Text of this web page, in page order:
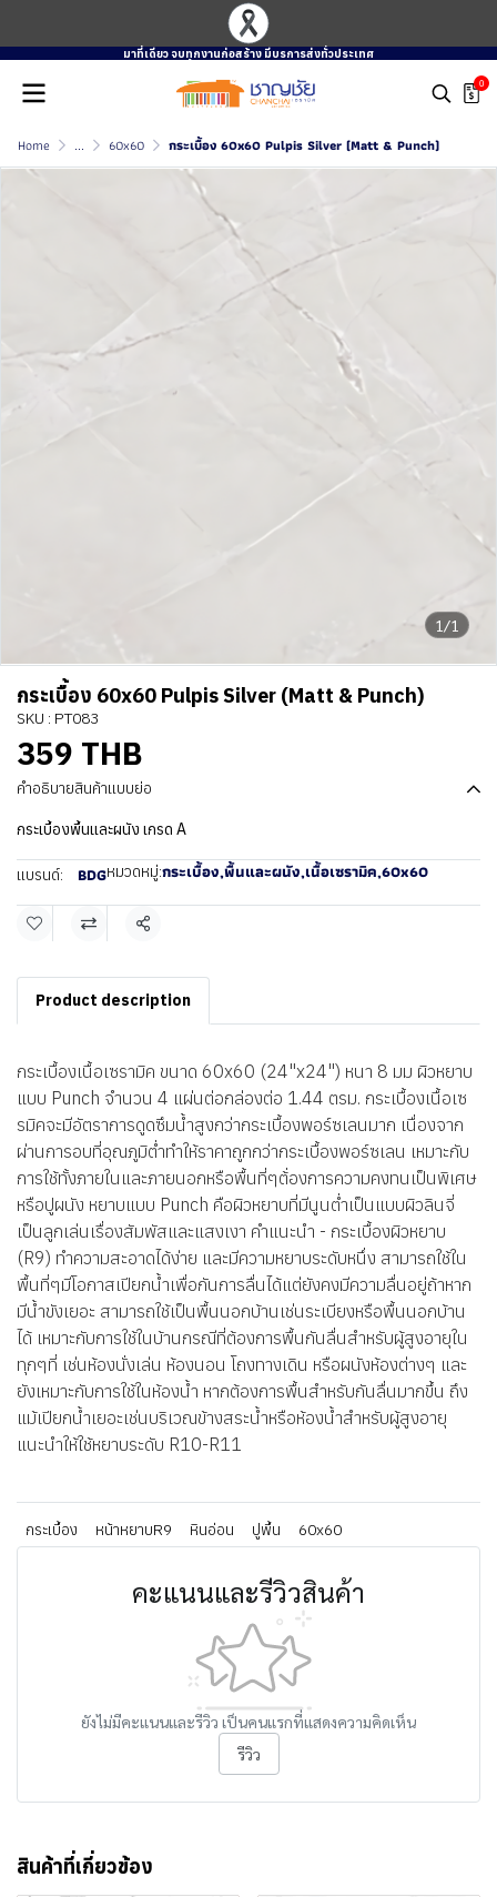
มาที่เดียว จบทุกงานก่อสร้าง มีบรการส่งทั่วประเทศ
0
Home ... 60x60 กระเบื้อง 60x60 Pulpis Silver (Matt & Punch)
1/1
กระเบื้อง 60x60 Pulpis Silver (Matt & Punch)
SKU : PT083
359 THB
คำอธิบายสินค้าแบบย่อ
กระเบื้องพื้นและผนัง เกรด A
แบรนด์: BDGหมวดหมู่:กระเบื้อง,พื้นและผนัง,เนื้อเซรามิค,60x60
แชร์
Product description
กระเบื้องเนื้อเซรามิค ขนาด 60x60 (24"x24") หนา 8 มม ผิวหยาบ
แบบ Punch จำนวน 4 แผ่นต่อกล่องต่อ 1.44 ตรม. กระเบื้องเนื้อเซ
รมิคจะมีอัตราการดูดซึมน้ำสูงกว่ากระเบื้องพอร์ซเลนมาก เนื่องจาก
ผ่านการอบที่อุณภูมิต่ำทำให้ราคาถูกกว่ากระเบื้องพอร์ซเลน เหมาะกับ
การใช้ทั้งภายในและภายนอกหรือพื้นที่ๆต้่องการความคงทนเป็นพิเศษ
หรือปูผนัง หยาบแบบ Punch คือผิวหยาบที่มีนูนต่ำเป็นแบบผิวลินจี่
เป็นลูกเล่นเรื่องสัมพัสและแสงเงา คำแนะนำ - กระเบื้องผิวหยาบ
(R9) ทำความสะอาดได้ง่าย และมีความหยาบระดับหนึ่ง สามารถใช้ใน
พื้นที่ๆมีโอกาสเปียกน้ำเพื่อกันการลื่นได้แต่ยังคงมีความลื่นอยู่ถ้าหาก
มีน้ำขังเยอะ สามารถใช้เป็นพื้นนอกบ้านเช่นระเบียงหรือพื้นนอกบ้าน
ได้ เหมาะกับการใช้ในบ้านกรณีที่ต้องการพื้นกันลื่นสำหรับผู้สูงอายุใน
ทุกๆที่ เช่นห้องนั่งเล่น ห้องนอน โถงทางเดิน หรือผนังห้องต่างๆ และ
ยังเหมาะกับการใช้ในห้องน้ำ หากต้องการพื้นสำหรับกันลื่นมากขึ้น ถึง
แม้เปียกน้ำเยอะเช่นบริเวณข้างสระน้ำหรือห้องน้ำสำหรับผู้สูงอายุ
แนะนำให้ใช้หยาบระดับ R10-R11
กระเบื้อง หน้าหยาบR9 หินอ่อน ปูพื้น 60x60
คะแนนและรีวิวสินค้า
ยังไม่มีคะแนนและรีวิว เป็นคนแรกที่แสดงความคิดเห็น
รีวิว
สินค้าที่เกี่ยวข้อง